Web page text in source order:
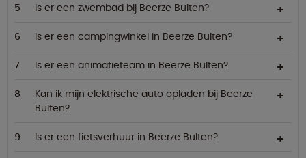
Is er een zwembad bij Beerze Bulten?
Is er een campingwinkel in Beerze Bulten?
Is er een animatieteam in Beerze Bulten?
Kan ik mijn elektrische auto opladen bij Beerze
Bulten?
Is er een fietsverhuur in Beerze Bulten?